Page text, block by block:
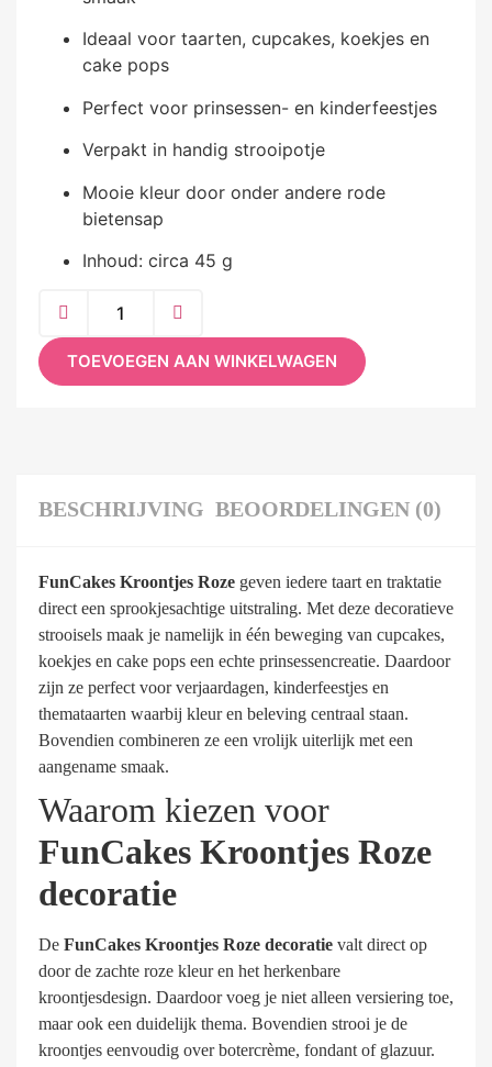
Ideaal voor taarten, cupcakes, koekjes en
cake pops
Perfect voor prinsessen- en kinderfeestjes
Verpakt in handig strooipotje
Mooie kleur door onder andere rode
bietensap
Inhoud: circa 45 g
TOEVOEGEN AAN WINKELWAGEN
BESCHRIJVING BEOORDELINGEN (0)
FunCakes Kroontjes Roze geven iedere taart en traktatie
direct een sprookjesachtige uitstraling. Met deze decoratieve
strooisels maak je namelijk in één beweging van cupcakes,
koekjes en cake pops een echte prinsessencreatie. Daardoor
zijn ze perfect voor verjaardagen, kinderfeestjes en
themataarten waarbij kleur en beleving centraal staan.
Bovendien combineren ze een vrolijk uiterlijk met een
aangename smaak.
Waarom kiezen voor
FunCakes Kroontjes Roze
decoratie
De FunCakes Kroontjes Roze decoratie valt direct op
door de zachte roze kleur en het herkenbare
kroontjesdesign. Daardoor voeg je niet alleen versiering toe,
maar ook een duidelijk thema. Bovendien strooi je de
kroontjes eenvoudig over botercrème, fondant of glazuur.